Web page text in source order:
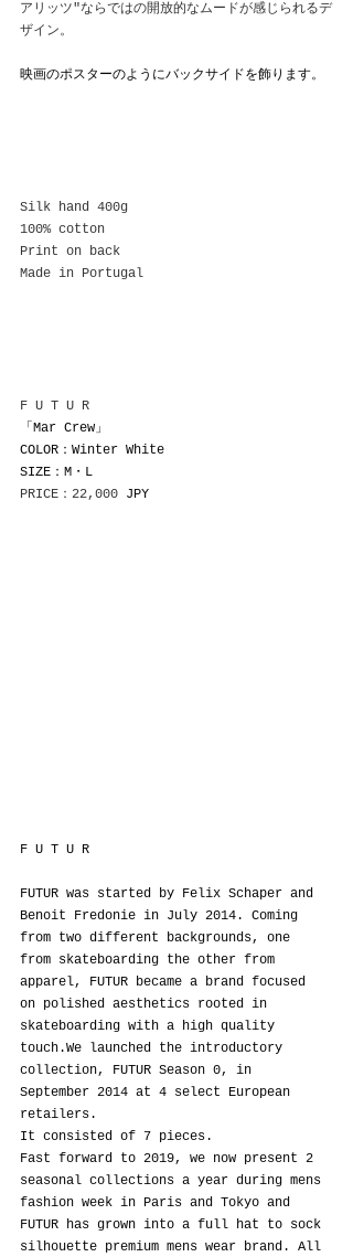
アリッツ"ならではの開放的なムードが感じられるデ
ザイン。
映画のポスターのようにバックサイドを飾ります。
Silk hand 400g
100% cotton
Print on back
Made in Portugal
F U T U R
「Mar Crew」
COLOR：Winter White
SIZE：M・L
PRICE：22,000 JPY
F U T U R
FUTUR was started by Felix Schaper and
Benoit Fredonie in July 2014. Coming
from two different backgrounds, one
from skateboarding the other from
apparel, FUTUR became a brand focused
on polished aesthetics rooted in
skateboarding with a high quality
touch.We launched the introductory
collection, FUTUR Season 0, in
September 2014 at 4 select European
retailers.
It consisted of 7 pieces.
Fast forward to 2019, we now present 2
seasonal collections a year during mens
fashion week in Paris and Tokyo and
FUTUR has grown into a full hat to sock
silhouette premium mens wear brand. All